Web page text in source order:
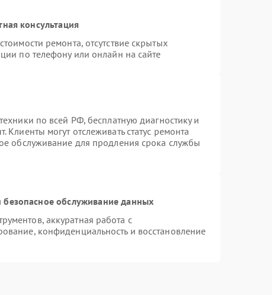
консультация
ремонта, отсутствие скрытых
по телефону или онлайн на сайте
по всей РФ, бесплатную диагностику и
могут отслеживать статус ремонта
обслуживание для продления срока службы
обслуживание данных
аккуратная работа с
конфиденциальность и восстановление